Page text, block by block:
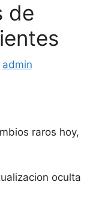
de
admin
raros hoy,
oculta